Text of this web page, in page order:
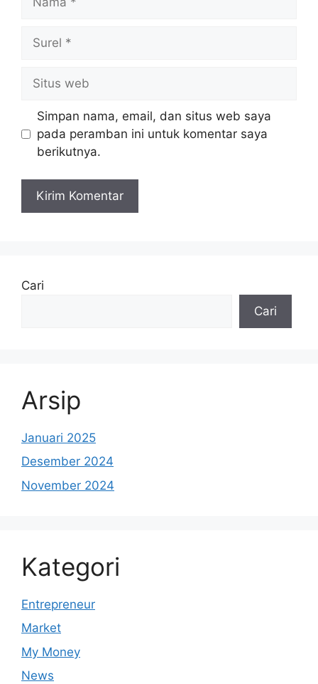
Surel
Situs
web
Simpan nama, email, dan situs web saya
pada peramban ini untuk komentar saya
berikutnya.
Cari
Cari
Arsip
Januari 2025
Desember 2024
November 2024
Kategori
Entrepreneur
Market
My Money
News